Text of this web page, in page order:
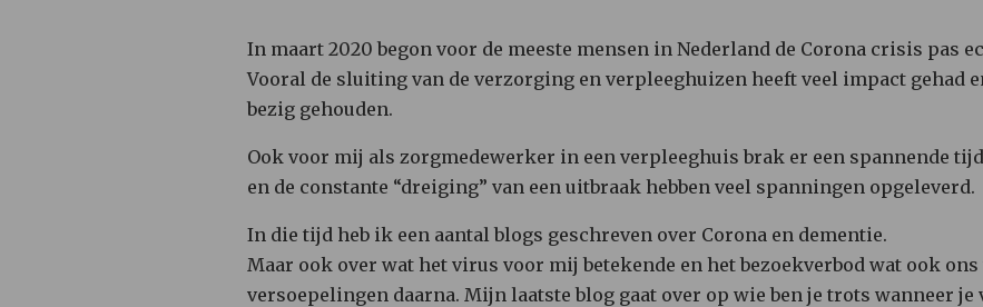
In maart 2020 begon voor de meeste mensen in Nederland de Corona crisis pas
Vooral de sluiting van de verzorging en verpleeghuizen heeft veel impact gehad
bezig gehouden.
Ook voor mij als zorgmedewerker in een verpleeghuis brak er een spannende
en de constante “dreiging” van een uitbraak hebben veel spanningen opgeleverd.
In die tijd heb ik een aantal blogs geschreven over Corona en dementie.
Maar ook over wat het virus voor mij betekende en het bezoekverbod wat ook
versoepelingen daarna. Mijn laatste blog gaat over op wie ben je trots wanneer